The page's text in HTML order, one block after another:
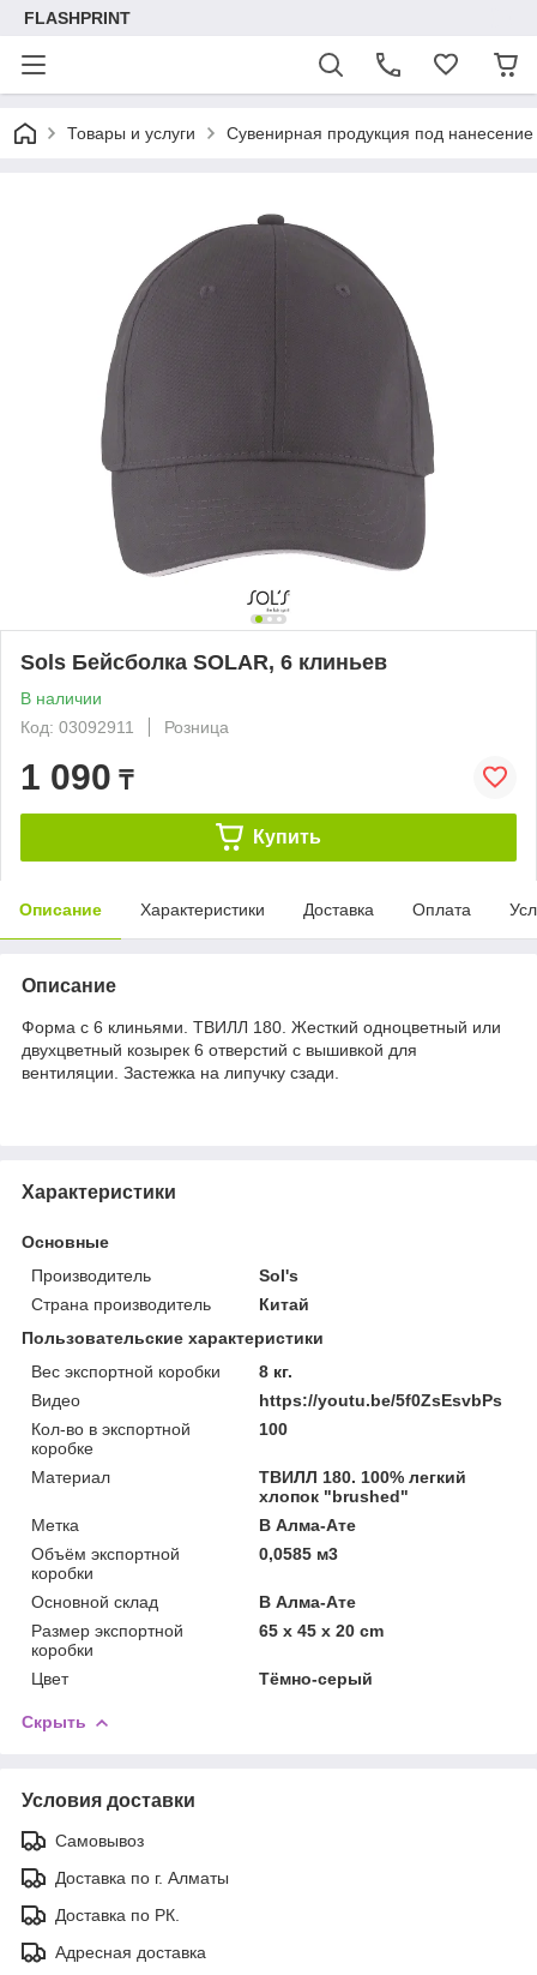
FLASHPRINT
Товары и услуги Сувенирная продукция под нанесение
Sols Бейсболка SOLAR, 6 клиньев
В наличии
Код: 03092911
Розница
1 090 ₸
Купить
Описание Характеристики Доставка Оплата
Описание
Форма с 6 клиньями. ТВИЛЛ 180. Жесткий одноцветный или
двухцветный козырек 6 отверстий с вышивкой для
вентиляции. Застежка на липучку сзади.
Характеристики
Основные
Производитель
Sol's
Страна производитель
Китай
Пользовательские характеристики
Вес экспортной коробки
8 кг.
Видео
https://youtu.be/5f0ZsEsvbPs
Кол-во в экспортной
коробке
100
Материал
ТВИЛЛ 180. 100% легкий
хлопок "brushed"
Метка
В Алма-Ате
Объём экспортной
коробки
0,0585 м3
Основной склад
В Алма-Ате
Размер экспортной
коробки
65 x 45 x 20 cm
Цвет Тёмно-серый
Скрыть
Условия доставки
Самовывоз
Доставка по г. Алматы
Доставка по РК.
Адресная доставка